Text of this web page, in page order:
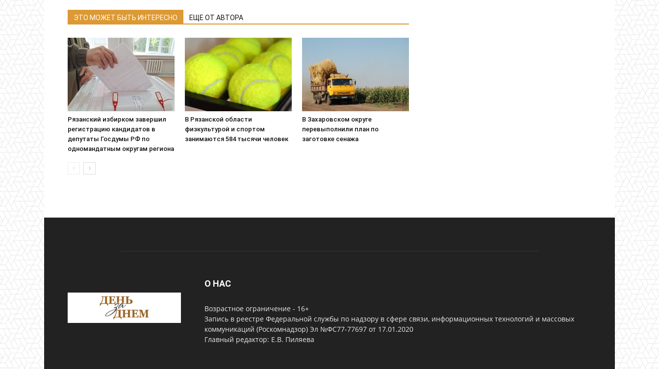
ЭТО МОЖЕТ БЫТЬ ИНТЕРЕСНО ЕЩЕ ОТ АВТОРА
Рязанский избирком завершил
регистрацию кандидатов в
депутаты Госдумы РФ по
одномандатным округам региона
В Рязанской области
физкультурой и спортом
занимаются 584 тысячи человек
В Захаровском округе
перевыполнили план по
заготовке сенажа
О НАС
Возрастное ограничение - 16+
Запись в реестре Федеральной службы по надзору в сфере связи, информационных технологий и массовых
коммуникаций (Роскомнадзор) Эл №ФС77-77697 от 17.01.2020
Главный редактор: Е.В. Пиляева